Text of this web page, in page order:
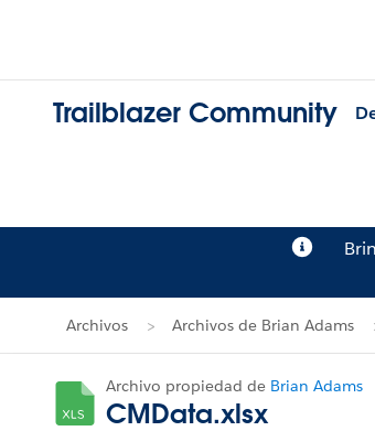
Trailblazer Community
Archivos Archivos de Brian Adams
Archivo propiedad de Brian Adams
CMData.xlsx